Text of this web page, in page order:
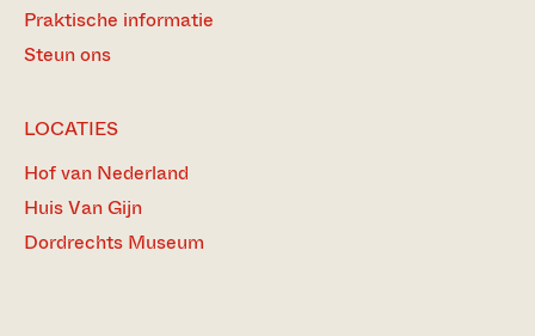
Praktische informatie
Steun ons
LOCATIES
Hof van Nederland
Huis Van Gijn
Dordrechts Museum